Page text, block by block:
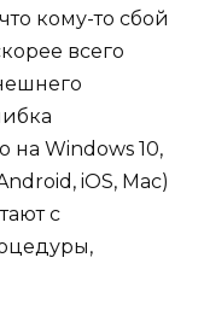
кому-то сбой
всего
на Windows 10,
iOS, Mac)
с